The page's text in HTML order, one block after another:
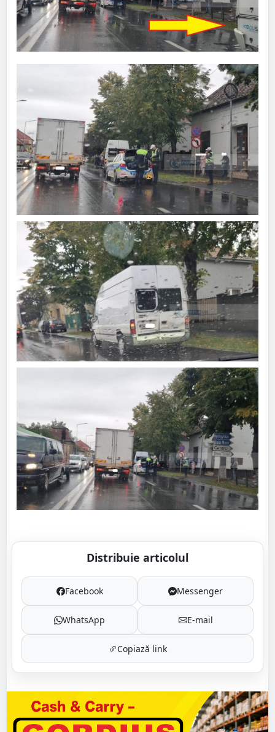
Distribuie articolul
Facebook Messenger
WhatsApp E-mail
Copiază link